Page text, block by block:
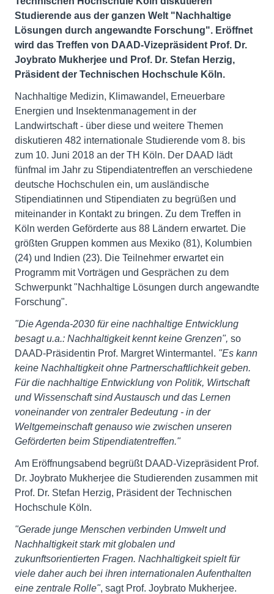
Studierende aus der ganzen Welt "Nachhaltige
Lösungen durch angewandte Forschung". Eröffnet
wird das Treffen von DAAD-Vizepräsident Prof. Dr.
Joybrato Mukherjee und Prof. Dr. Stefan Herzig,
Präsident der Technischen Hochschule Köln.
Nachhaltige Medizin, Klimawandel, Erneuerbare
Energien und Insektenmanagement in der
Landwirtschaft - über diese und weitere Themen
diskutieren 482 internationale Studierende vom 8. bis
zum 10. Juni 2018 an der TH Köln. Der DAAD lädt
fünfmal im Jahr zu Stipendiatentreffen an verschiedene
deutsche Hochschulen ein, um ausländische
Stipendiatinnen und Stipendiaten zu begrüßen und
miteinander in Kontakt zu bringen. Zu dem Treffen in
Köln werden Geförderte aus 88 Ländern erwartet. Die
größten Gruppen kommen aus Mexiko (81), Kolumbien
(24) und Indien (23). Die Teilnehmer erwartet ein
Programm mit Vorträgen und Gesprächen zu dem
Schwerpunkt "Nachhaltige Lösungen durch angewandte
Forschung".
"Die Agenda-2030 für eine nachhaltige Entwicklung
besagt u.a.: Nachhaltigkeit kennt keine Grenzen", so
DAAD-Präsidentin Prof. Margret Wintermantel. "Es kann
keine Nachhaltigkeit ohne Partnerschaftlichkeit geben.
Für die nachhaltige Entwicklung von Politik, Wirtschaft
und Wissenschaft sind Austausch und das Lernen
voneinander von zentraler Bedeutung - in der
Weltgemeinschaft genauso wie zwischen unseren
Geförderten beim Stipendiatentreffen."
Am Eröffnungsabend begrüßt DAAD-Vizepräsident Prof.
Dr. Joybrato Mukherjee die Studierenden zusammen mit
Prof. Dr. Stefan Herzig, Präsident der Technischen
Hochschule Köln.
"Gerade junge Menschen verbinden Umwelt und
Nachhaltigkeit stark mit globalen und
zukunftsorientierten Fragen. Nachhaltigkeit spielt für
viele daher auch bei ihren internationalen Aufenthalten
eine zentrale Rolle", sagt Prof. Joybrato Mukherjee.